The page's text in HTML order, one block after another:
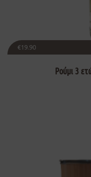
€19.90
Ρούμι 3